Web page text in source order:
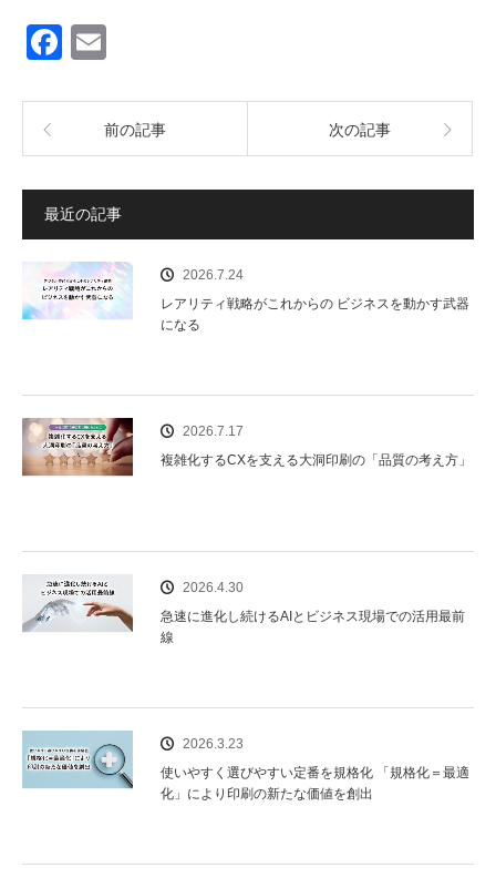
F
c
e
b
o
o
k
ail
前の記事 次の記事
最近の記事
2026.7.24
レアリティ戦略がこれからの ビジネスを動かす武器
になる
2026.7.17
複雑化するCXを支える大洞印刷の「品質の考え方」
2026.4.30
急速に進化し続けるAIとビジネス現場での活用最前
線
2026.3.23
使いやすく選びやすい定番を規格化 「規格化＝最適
化」により印刷の新たな価値を創出